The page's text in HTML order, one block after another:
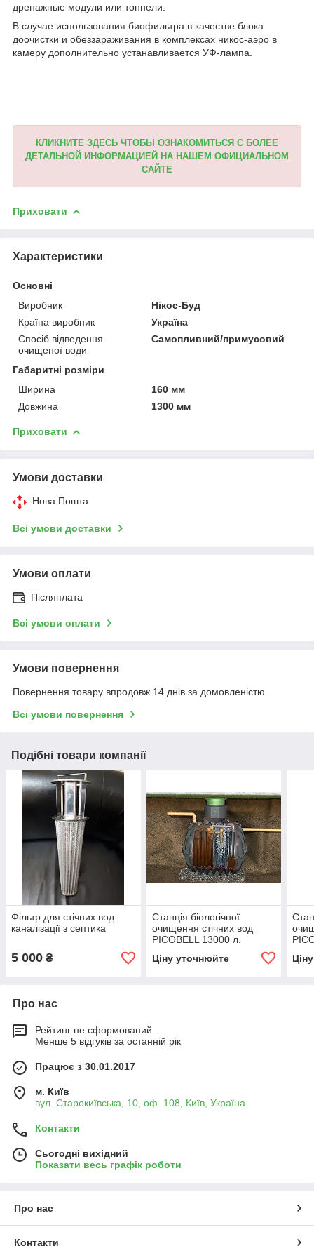
дренажные модули или тоннели.
В случае использования биофильтра в качестве блока
доочистки и обеззараживания в комплексах никос-аэро в
камеру дополнительно устанавливается УФ-лампа.
КЛИКНИТЕ ЗДЕСЬ ЧТОБЫ ОЗНАКОМИТЬСЯ С БОЛЕЕ
ДЕТАЛЬНОЙ ИНФОРМАЦИЕЙ НА НАШЕМ ОФИЦИАЛЬНОМ
САЙТЕ
Приховати
Характеристики
Основні
Виробник
Нікос-Буд
Країна виробник
Україна
Спосіб відведення
очищеної води
Самопливний/примусовий
Габаритні розміри
Ширина
160 мм
Довжина
1300 мм
Приховати
Умови доставки
Нова Пошта
Всі умови доставки
Умови оплати
Післяплата
Всі умови оплати
Умови повернення
Повернення товару впродовж 14 днів за домовленістю
Всі умови повернення
Подібні товари компанії
Фільтр для стічних вод
каналізації з септика
5 000 ₴
Станція біологічної
очищення стічних вод
PICOBELL 13000 л.
для 18 осіб
Ціну уточнюйте
для
Про нас
Рейтинг не сформований
Менше 5 відгуків за останній рік
Працює з 30.01.2017
м. Київ
вул. Старокиївська, 10, оф. 108, Київ, Україна
Контакти
Сьогодні вихідний
Показати весь графік роботи
Про нас
Контакти